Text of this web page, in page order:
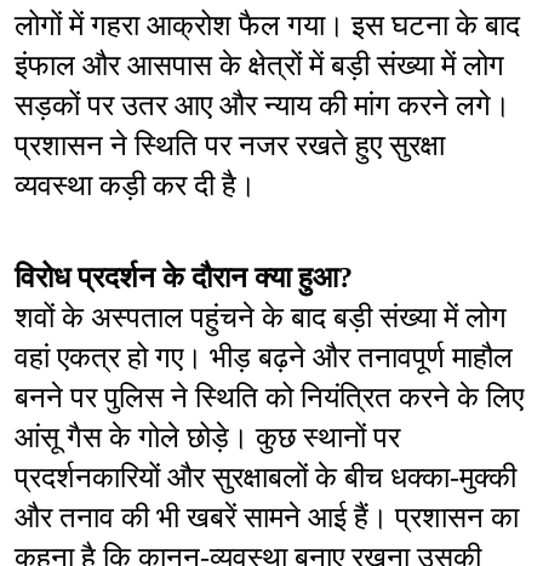
लोगों में गहरा आक्रोश फैल गया। इस घटना के बाद
इंफाल और आसपास के क्षेत्रों में बड़ी संख्या में लोग
सड़कों पर उतर आए और न्याय की मांग करने लगे।
प्रशासन ने स्थिति पर नजर रखते हुए सुरक्षा
व्यवस्था कड़ी कर दी है।
विरोध प्रदर्शन के दौरान क्या हुआ?
शवों के अस्पताल पहुंचने के बाद बड़ी संख्या में लोग
वहां एकत्र हो गए। भीड़ बढ़ने और तनावपूर्ण माहौल
बनने पर पुलिस ने स्थिति को नियंत्रित करने के लिए
आंसू गैस के गोले छोड़े। कुछ स्थानों पर
प्रदर्शनकारियों और सुरक्षाबलों के बीच धक्का-मुक्की
और तनाव की भी खबरें सामने आई हैं। प्रशासन का
कहना है कि कानून-व्यवस्था बनाए रखना उसकी